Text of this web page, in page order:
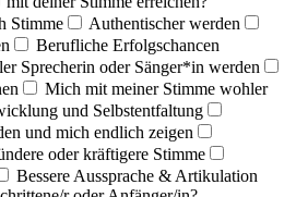
Stimme
Authentischer werden
Berufliche Erfolgschancen
Sprecherin oder Sänger*in werden
Mich mit meiner Stimme wohler
und Selbstentfaltung
und mich endlich zeigen
oder kräftigere Stimme
Bessere Aussprache & Artikulation